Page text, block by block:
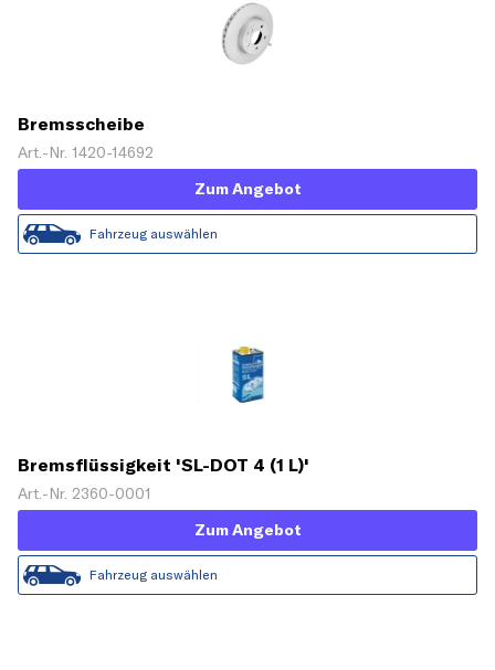
Bremsscheibe
Art.-Nr. 1420-14692
Zum Angebot
Fahrzeug auswählen
Bremsflüssigkeit 'SL-DOT 4 (1 L)'
Art.-Nr. 2360-0001
Zum Angebot
Fahrzeug auswählen